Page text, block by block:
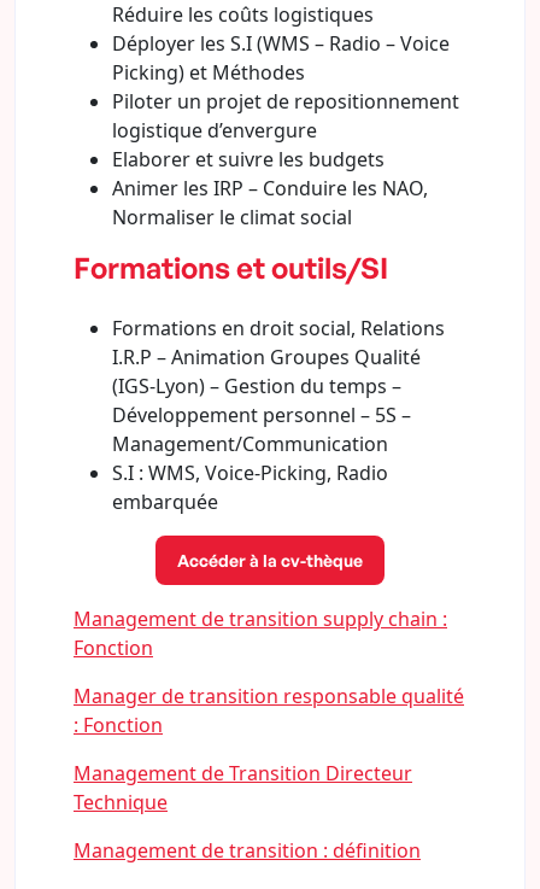
Réduire les coûts logistiques
Déployer les S.I (WMS – Radio – Voice
Picking) et Méthodes
Piloter un projet de repositionnement
logistique d’envergure
Elaborer et suivre les budgets
Animer les IRP – Conduire les NAO,
Normaliser le climat social
Formations et outils/SI
Formations en droit social, Relations
I.R.P – Animation Groupes Qualité
(IGS-Lyon) – Gestion du temps –
Développement personnel – 5S –
Management/Communication
S.I : WMS, Voice-Picking, Radio
embarquée
Accéder à la cv-thèque
Management de transition supply chain :
Fonction
Manager de transition responsable qualité
: Fonction
Management de Transition Directeur
Technique
Management de transition : définition